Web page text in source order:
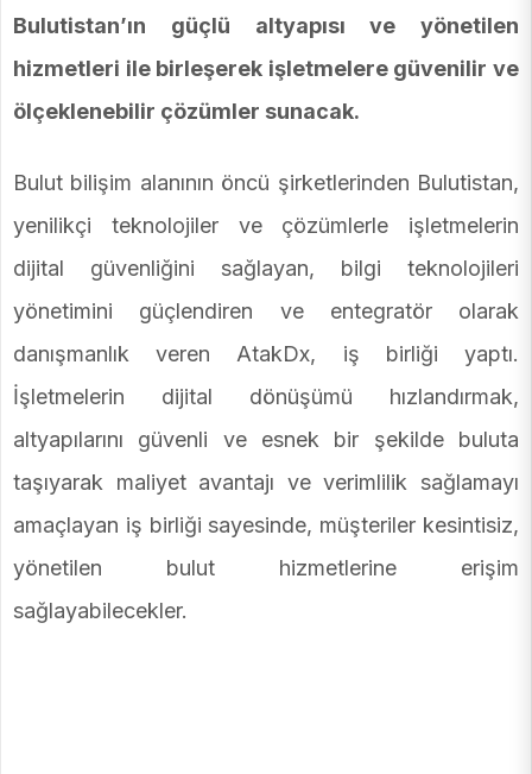
Bulutistan’ın güçlü altyapısı ve yönetilen
hizmetleri ile birleşerek işletmelere güvenilir ve
ölçeklenebilir çözümler sunacak.
Bulut bilişim alanının öncü şirketlerinden Bulutistan,
yenilikçi teknolojiler ve çözümlerle işletmelerin
dijital güvenliğini sağlayan, bilgi teknolojileri
yönetimini güçlendiren ve entegratör olarak
danışmanlık veren AtakDx, iş birliği yaptı.
İşletmelerin dijital dönüşümü hızlandırmak,
altyapılarını güvenli ve esnek bir şekilde buluta
taşıyarak maliyet avantajı ve verimlilik sağlamayı
amaçlayan iş birliği sayesinde, müşteriler kesintisiz,
yönetilen bulut hizmetlerine erişim
sağlayabilecekler.